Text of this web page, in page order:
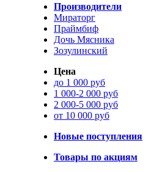
Производители
Мираторг
Праймбиф
Дочь Мясника
Зозулинский
Цена
до 1 000 руб
1 000-2 000 руб
2 000-5 000 руб
от 10 000 руб
Новые поступления
Товары по акциям